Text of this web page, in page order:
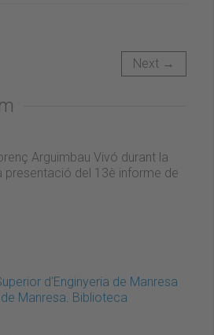
Next →
Arguimbau Vivó durant la
presentació del 13è informe de
d'Enginyeria de Manresa
Manresa. Biblioteca